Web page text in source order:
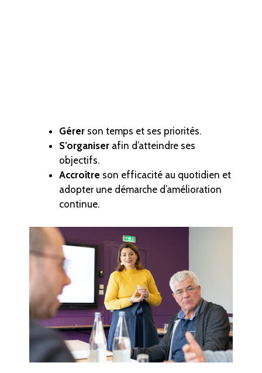
Gérer son temps et ses priorités.
S’organiser afin d’atteindre ses
objectifs.
Accroître son efficacité au quotidien et
adopter une démarche d’amélioration
continue.